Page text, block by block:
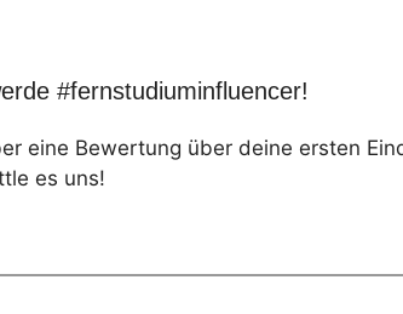
#fernstudiuminfluencer!
eine Bewertung über deine ersten
es uns!